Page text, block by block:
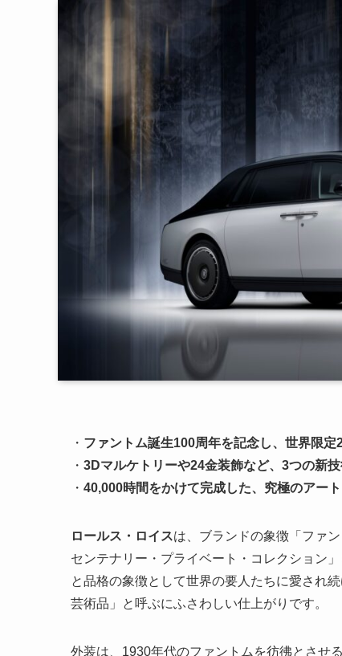
・ ファントム誕生100周年を記念し、世界限
・ 3Dマルケトリーや24金装飾など、3つの新技
・ 40,000時間をかけて完成した、究極のアー
ロールス・ロイスは、ブランドの象徴「ファ
センテナリー・プライベート・コレクション
と品格の象徴として世界の要人たちに愛され
芸術品」と呼ぶにふさわしい仕上がりです。
外装は、1930年代のファントムを彷彿とさせ